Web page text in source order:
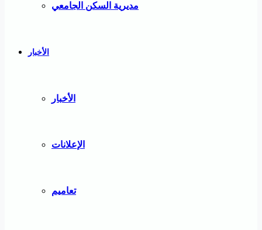
مديرية السكن الجامعي
الأخبار
الأخبار
الإعلانات
تعاميم